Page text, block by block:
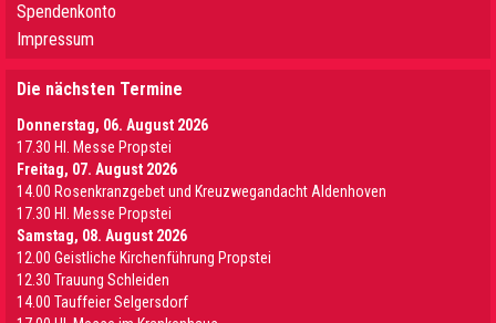
Spendenkonto
Impressum
Die nächsten Termine
Donnerstag, 06. August 2026
17.30 Hl. Messe Propstei
Freitag, 07. August 2026
14.00 Rosenkranzgebet und Kreuzwegandacht Aldenhoven
17.30 Hl. Messe Propstei
Samstag, 08. August 2026
12.00 Geistliche Kirchenführung Propstei
12.30 Trauung Schleiden
14.00 Tauffeier Selgersdorf